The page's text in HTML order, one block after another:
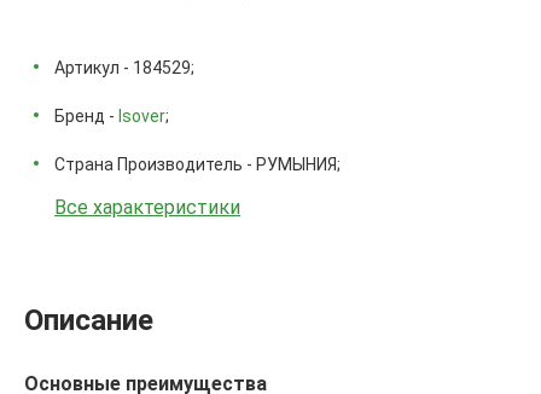
Артикул - 184529;
Бренд - Isover;
Страна Производитель - РУМЫНИЯ;
Все характеристики
Описание
Основные преимущества